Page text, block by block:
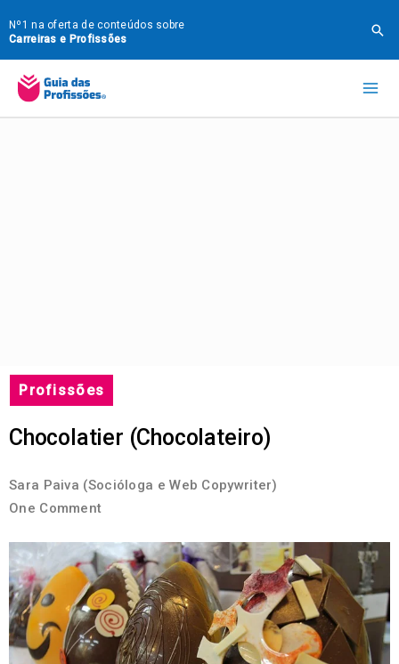
para
o
conteúdo
Nº1 na oferta de conteúdos sobre
Carreiras e Profissões
Profissões
Chocolatier (Chocolateiro)
Sara Paiva (Socióloga e Web Copywriter)
One Comment